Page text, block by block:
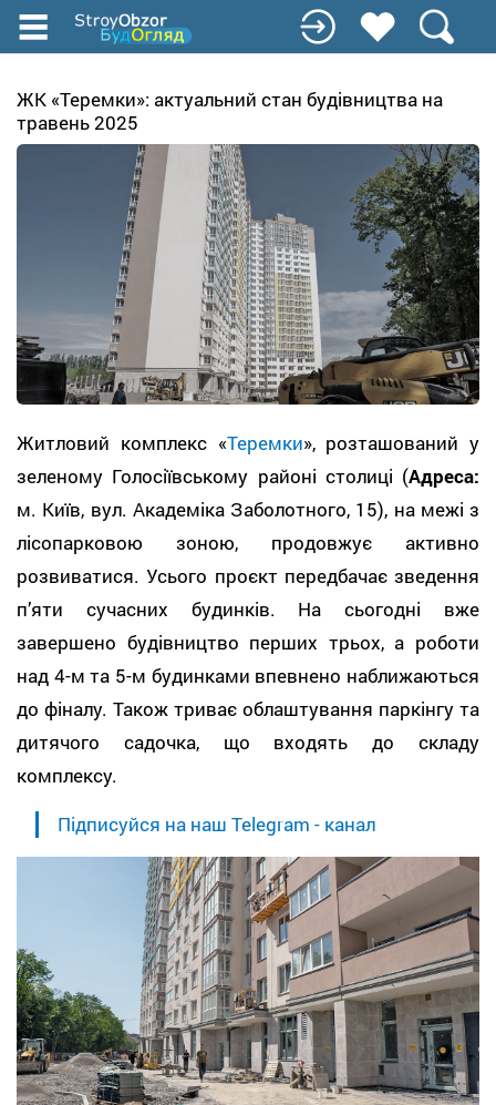
Перейти
содержанию
ЖК «Теремки»: актуальний стан будівництва на
травень 2025
Житловий комплекс «Теремки», розташований у
зеленому Голосіївському районі столиці (Адреса:
м. Київ, вул. Академіка Заболотного, 15), на межі з
лісопарковою зоною, продовжує активно
розвиватися. Усього проєкт передбачає зведення
п’яти сучасних будинків. На сьогодні вже
завершено будівництво перших трьох, а роботи
над 4-м та 5-м будинками впевнено наближаються
до фіналу. Також триває облаштування паркінгу та
дитячого садочка, що входять до складу
комплексу.
Підписуйся на наш Telegram - канал